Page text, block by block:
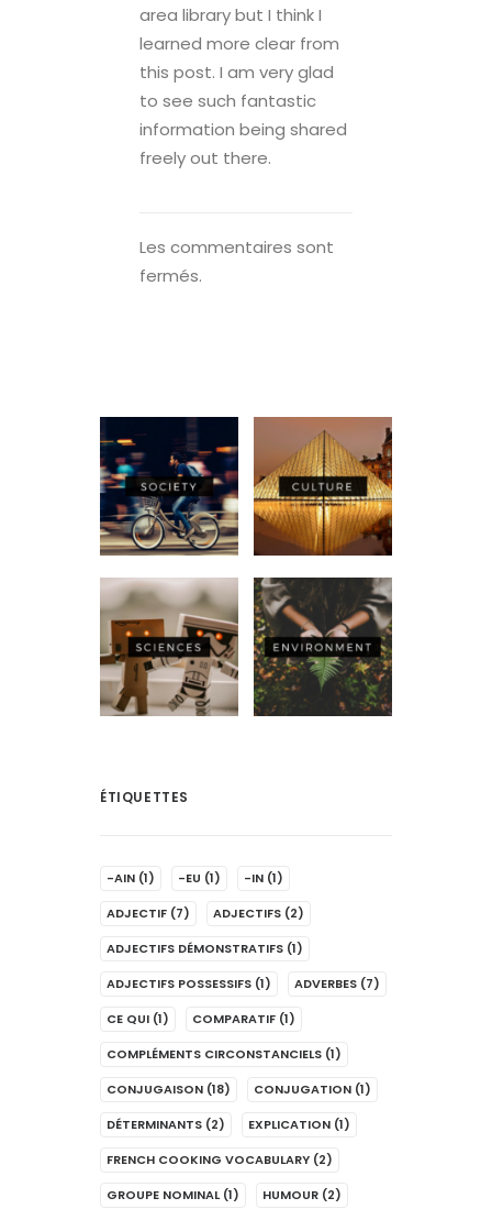
area library but I think I
learned more clear from
this post. I am very glad
to see such fantastic
information being shared
freely out there.
Les commentaires sont
fermés.
ÉTIQUETTES
-AIN (1) -EU (1) -IN (1)
ADJECTIF (7) ADJECTIFS (2)
ADJECTIFS DÉMONSTRATIFS (1)
ADJECTIFS POSSESSIFS (1) ADVERBES (7)
CE QUI (1) COMPARATIF (1)
COMPLÉMENTS CIRCONSTANCIELS (1)
CONJUGAISON (18) CONJUGATION (1)
DÉTERMINANTS (2) EXPLICATION (1)
FRENCH COOKING VOCABULARY (2)
GROUPE NOMINAL (1) HUMOUR (2)